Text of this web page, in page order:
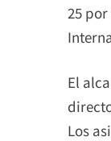
25
El
Los